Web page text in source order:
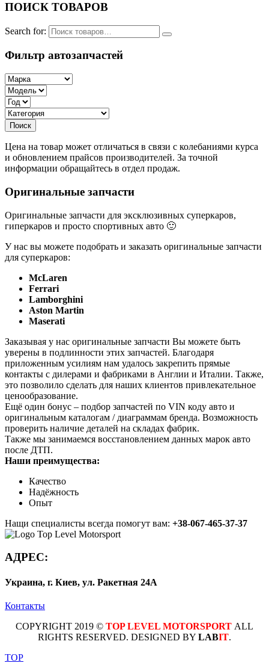
ПОИСК ТОВАРОВ
Search for:
Фильтр автозапчастей
Цена на товар может отличаться в связи с колебаниями курса
и обновлением прайсов производителей. За точной
информации обращайтесь в отдел продаж.
Оригинальные запчасти
Оригинальные запчасти для эксклюзивных суперкаров,
гиперкаров и просто спортивных авто 🙂
У нас вы можете подобрать и заказать оригинальные запчасти
для суперкаров:
McLaren
Ferrari
Lamborghini
Aston Martin
Maserati
Заказывая у нас оригинальные запчасти Вы можете быть
уверены в подлинности этих запчастей. Благодаря
приложенным усилиям нам удалось закрепить прямые
контакты с дилерами и фабриками в Англии и Италии. Также,
это позволило сделать для наших клиентов привлекательное
ценообразование.
Ещё один бонус – подбор запчастей по VIN коду авто и
оригинальным каталогам / диаграммам бренда. Возможность
проверить наличие деталей на складах фабрик.
Также мы занимаемся восстановлением данных марок авто
после ДТП.
Наши преимущества:
Качество
Надёжность
Опыт
Нащи специалисты всегда помогут вам: +38-067-465-37-37
АДРЕС:
Украина, г. Киев, ул. Ракетная 24А
Контакты
COPYRIGHT 2019 © TOP LEVEL MOTORSPORT ALL
RIGHTS RESERVED. DESIGNED BY LABIT.
TOP